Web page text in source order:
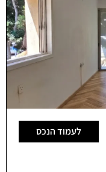
לעמוד הנכס